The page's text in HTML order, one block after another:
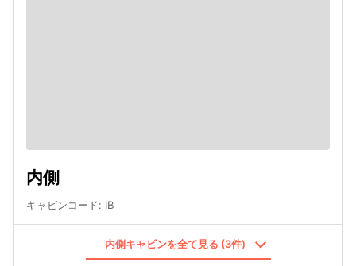
内側
キャビンコード: IB
内側キャビンを全て見る (3件)